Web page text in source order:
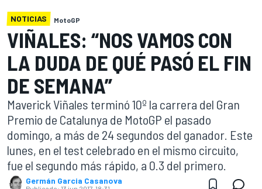
NOTICIAS MotoGP
VIÑALES: “NOS VAMOS CON
LA DUDA DE QUÉ PASÓ EL FIN
DE SEMANA”
Maverick Viñales terminó 10º la carrera del Gran
Premio de Catalunya de MotoGP el pasado
domingo, a más de 24 segundos del ganador. Este
lunes, en el test celebrado en el mismo circuito,
fue el segundo más rápido, a 0.3 del primero.
Germán Garcia Casanova